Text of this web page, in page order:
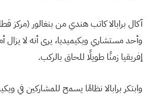
آكال برابالا كاتب هندي من بنغالور (مركز
وأحد مستشاري ويكيميديا، يرى أنه لا
إفريقيا زمنًا طويلًا للحاق بالركب.
وابتكر برابالا نظامًا يسمح للمشاركين في